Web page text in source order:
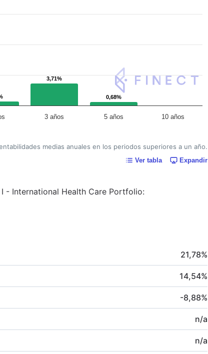
3,71%
3,71%
0,68%
0,68%
3 años 5 años 10 años
medias anuales en los periodos superiores a un año.
Ver tabla Expandir
- International Health Care Portfolio:
21,78%
14,54%
-8,88%
n/a
n/a